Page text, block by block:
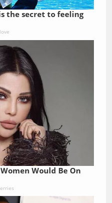
the secret to feeling
Would Be On